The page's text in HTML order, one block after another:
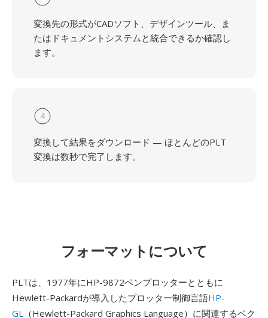
変換先の形式がCADソフト、デザインツール、ま
たはドキュメントシステムと統合できるか確認し
ます。
4
変換して結果をダウンロード — ほとんどのPLT
変換は数秒で完了します。
フォーマットについて
PLTは、1977年にHP-9872ペンプロッターとともに
Hewlett-Packardが導入したプロッター制御言語HP-
GL （Hewlett-Packard Graphics Language）に関連するベク